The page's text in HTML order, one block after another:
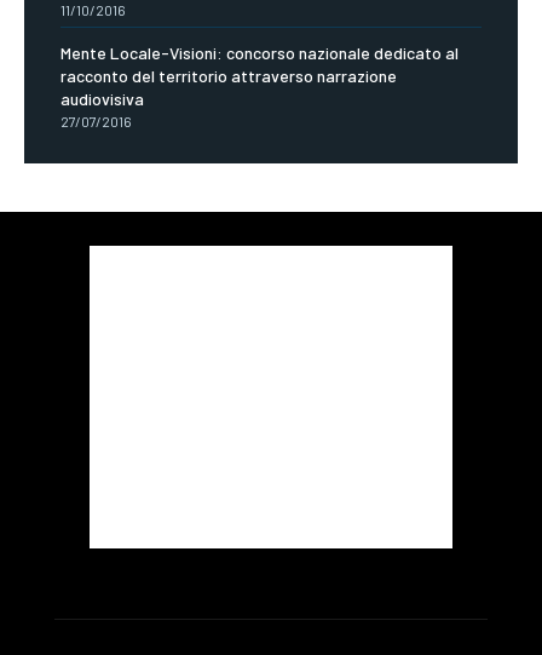
11/10/2016
Mente Locale-Visioni: concorso nazionale dedicato al
racconto del territorio attraverso narrazione
audiovisiva
27/07/2016